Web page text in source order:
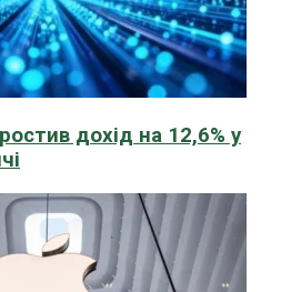
дохід на 12,6% у